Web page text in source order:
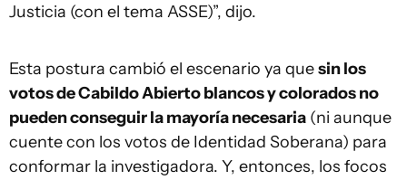
Justicia (con el tema ASSE)”, dijo.
Esta postura cambió el escenario ya quesin los
votos de Cabildo Abierto blancos y colorados no
pueden conseguir la mayoría necesaria (ni aunque
cuente con los votos de Identidad Soberana) para
conformar la investigadora. Y, entonces, los focos